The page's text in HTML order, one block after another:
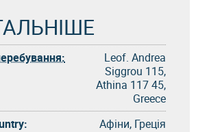
Leof. Andrea
Siggrou 115,
Athina 117 45,
Greece
Афіни, Греція